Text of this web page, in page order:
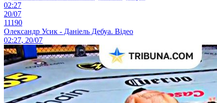
02:27
20/07
11190
Олександр Усик - Даніель Дебуа. Відео
02:27, 20/07